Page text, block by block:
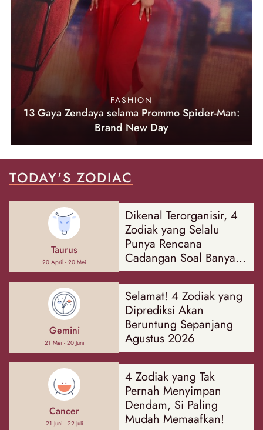
FASHION
13 Gaya Zendaya selama Prommo Spider-Man:
Brand New Day
TODAY'S ZODIAC
Taurus
20 April - 20 Mei
Dikenal Terorganisir, 4
Zodiak yang Selalu
Punya Rencana
Cadangan Soal Banyak
Hal
Gemini
21 Mei - 20 Juni
Selamat! 4 Zodiak yang
Diprediksi Akan
Beruntung Sepanjang
Agustus 2026
Cancer
21 Juni - 22 Juli
4 Zodiak yang Tak
Pernah Menyimpan
Dendam, Si Paling
Mudah Memaafkan!